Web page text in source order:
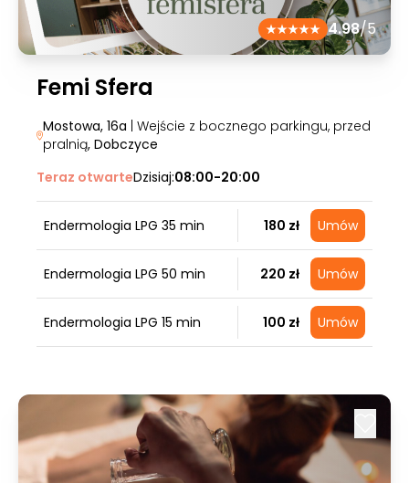
4.98/5
Femi Sfera
Mostowa, 16a | Wejście z bocznego parkingu, przed
pralnią, Dobczyce
Teraz otwarteDzisiaj:08:00-20:00
Endermologia LPG 35 min 180 zł Umów
Endermologia LPG 50 min 220 zł Umów
Endermologia LPG 15 min 100 zł Umów